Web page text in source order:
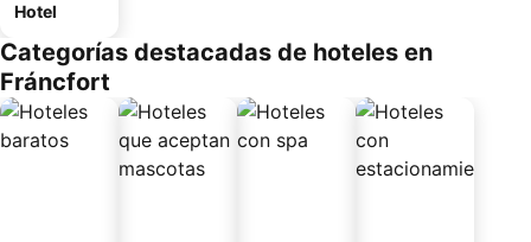
Hotel
Categorías destacadas de hoteles en
Fráncfort